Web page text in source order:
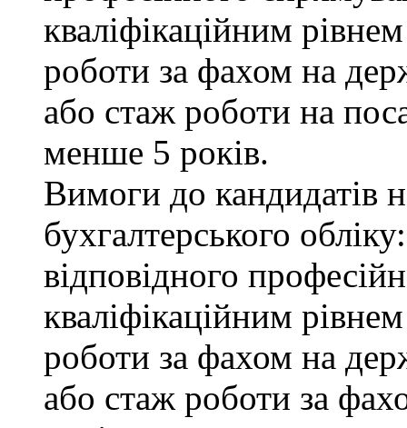
кваліфікаційним
роботи за фахом на
або стаж роботи на
менше 5 років.
Вимоги до кандидатів
бухгалтерського
відповідного
кваліфікаційним
роботи за фахом на
або стаж роботи за